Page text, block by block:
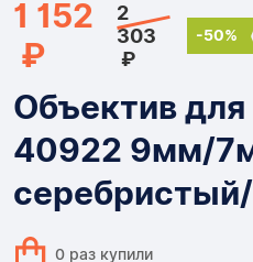
1 152
₽
2
303
₽
-50%
Объектив для
40922 9мм/
0 раз купили